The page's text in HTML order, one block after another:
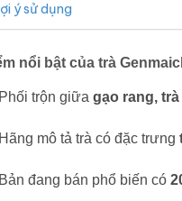
ý sử dụng
nổi bật của trà
Phối trộn giữagạo rang,
Hãng mô tả trà có đặc trưng
Bản đang bán phổ biến có